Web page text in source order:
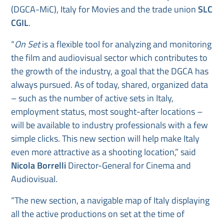
(DGCA-MiC), Italy for Movies and the trade unionSLC
CGIL.
“On Setis a flexible tool for analyzing and monitoring
the film and audiovisual sector which contributes to
the growth of the industry, a goal that the DGCA has
always pursued. As of today, shared, organized data
– such as the number of active sets in Italy,
employment status, most sought-after locations –
will be available to industry professionals with a few
simple clicks. This new section will help make Italy
even more attractive as a shooting location,” said
Nicola BorrelliDirector-General for Cinema and
Audiovisual.
“The new section, a navigable map of Italy displaying
all the active productions on set at the time of